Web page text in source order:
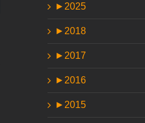
► 2025
► 2018
► 2017
► 2016
► 2015